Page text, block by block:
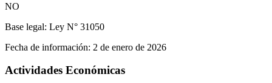
NO
Base legal: Ley N° 31050
Fecha de información: 2 de enero de 2026
Actividades Económicas